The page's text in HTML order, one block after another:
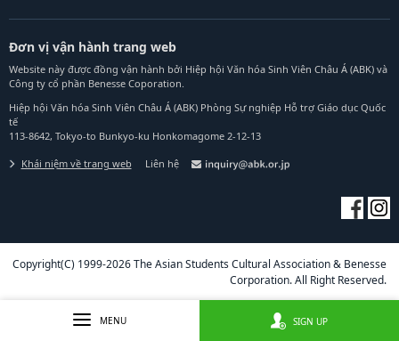
Đơn vị vận hành trang web
Website này được đồng vận hành bởi Hiệp hội Văn hóa Sinh Viên Châu Á (ABK) và
Công ty cổ phần Benesse Coporation.
Hiệp hội Văn hóa Sinh Viên Châu Á (ABK) Phòng Sự nghiệp Hỗ trợ Giáo dục Quốc
tế
113-8642, Tokyo-to Bunkyo-ku Honkomagome 2-12-13
Khái niệm về trang web Liên hệ
Copyright(C) 1999-2026 The Asian Students Cultural Association & Benesse
Corporation. All Right Reserved.
MENU SIGN UP